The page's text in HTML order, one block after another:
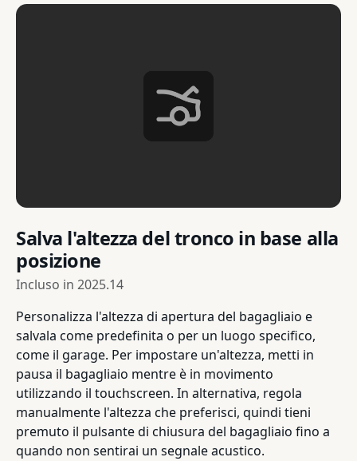
Salva l'altezza del tronco in base alla
posizione
Incluso in 2025.14
Personalizza l'altezza di apertura del bagagliaio e
salvala come predefinita o per un luogo specifico,
come il garage. Per impostare un'altezza, metti in
pausa il bagagliaio mentre è in movimento
utilizzando il touchscreen. In alternativa, regola
manualmente l'altezza che preferisci, quindi tieni
premuto il pulsante di chiusura del bagagliaio fino a
quando non sentirai un segnale acustico.